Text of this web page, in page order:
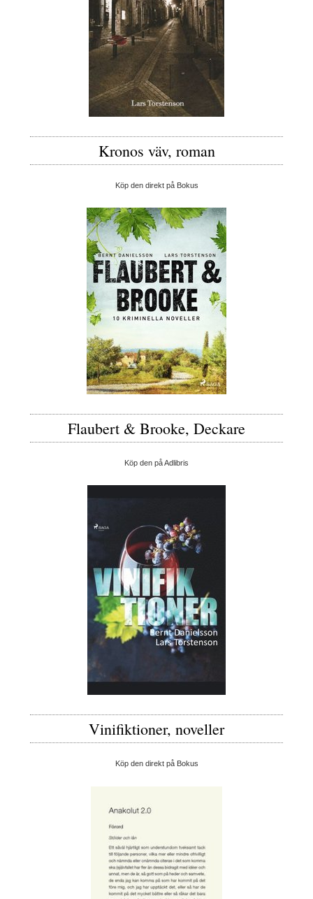
Kronos väv, roman
Köp den direkt på Bokus
Flaubert & Brooke, Deckare
Köp den på Adlibris
Vinifiktioner, noveller
Köp den direkt på Bokus